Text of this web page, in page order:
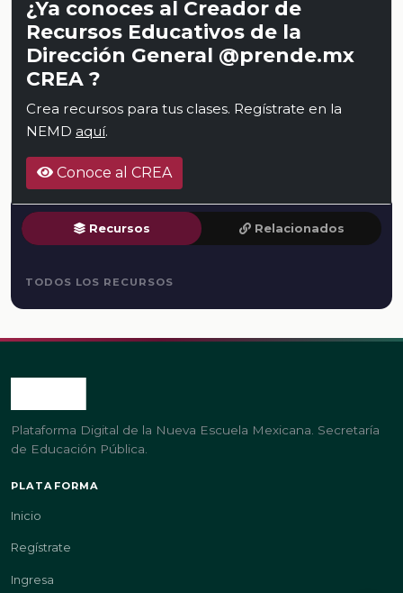
¿Ya conoces al Creador de
Recursos Educativos de la
Dirección General @prende.mx
CREA ?
Crea recursos para tus clases. Regístrate en la
NEMD aquí.
Conoce al CREA
Recursos Relacionados
TODOS LOS RECURSOS
Plataforma Digital de la Nueva Escuela Mexicana. Secretaría
de Educación Pública.
PLATAFORMA
Inicio
Regístrate
Ingresa